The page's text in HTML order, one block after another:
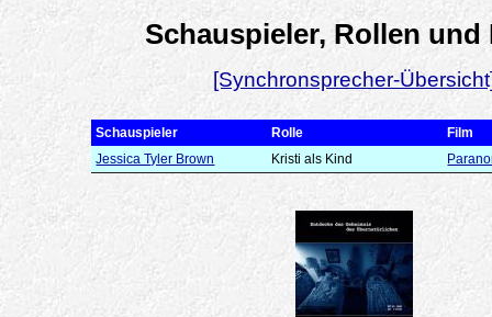
Schauspieler, Rollen und
[Synchronsprecher-
Schauspieler Rolle
Film
Jessica Tyler Brown
Kristi als Kind